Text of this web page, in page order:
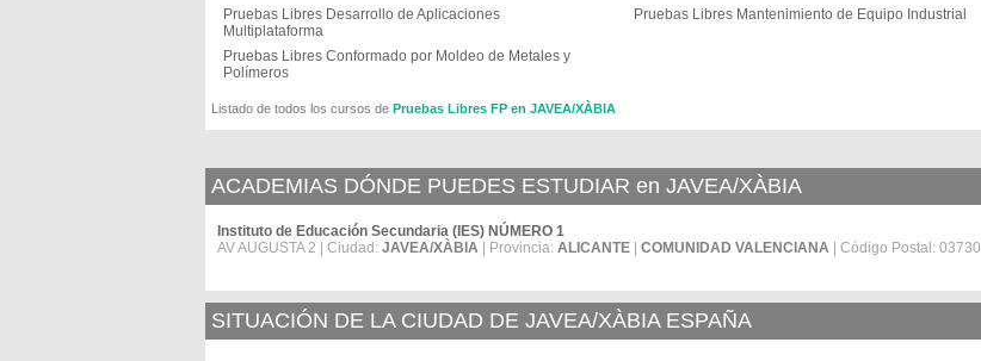
Pruebas Libres Desarrollo de Aplicaciones
Multiplataforma
Pruebas Libres Mantenimiento de Equipo Industrial
Pruebas Libres Conformado por Moldeo de Metales y
Polímeros
Listado de todos los cursos de Pruebas Libres FP en JAVEA/XÀBIA
ACADEMIAS DÓNDE PUEDES ESTUDIAR en JAVEA/XÀBIA
Instituto de Educación Secundaria (IES) NÚMERO 1
AV AUGUSTA 2 | Ciudad: JAVEA/XÀBIA | Provincia: ALICANTE COMUNIDAD VALENCIANA | Código Postal: 03730
SITUACIÓN DE LA CIUDAD DE JAVEA/XÀBIA ESPAÑA